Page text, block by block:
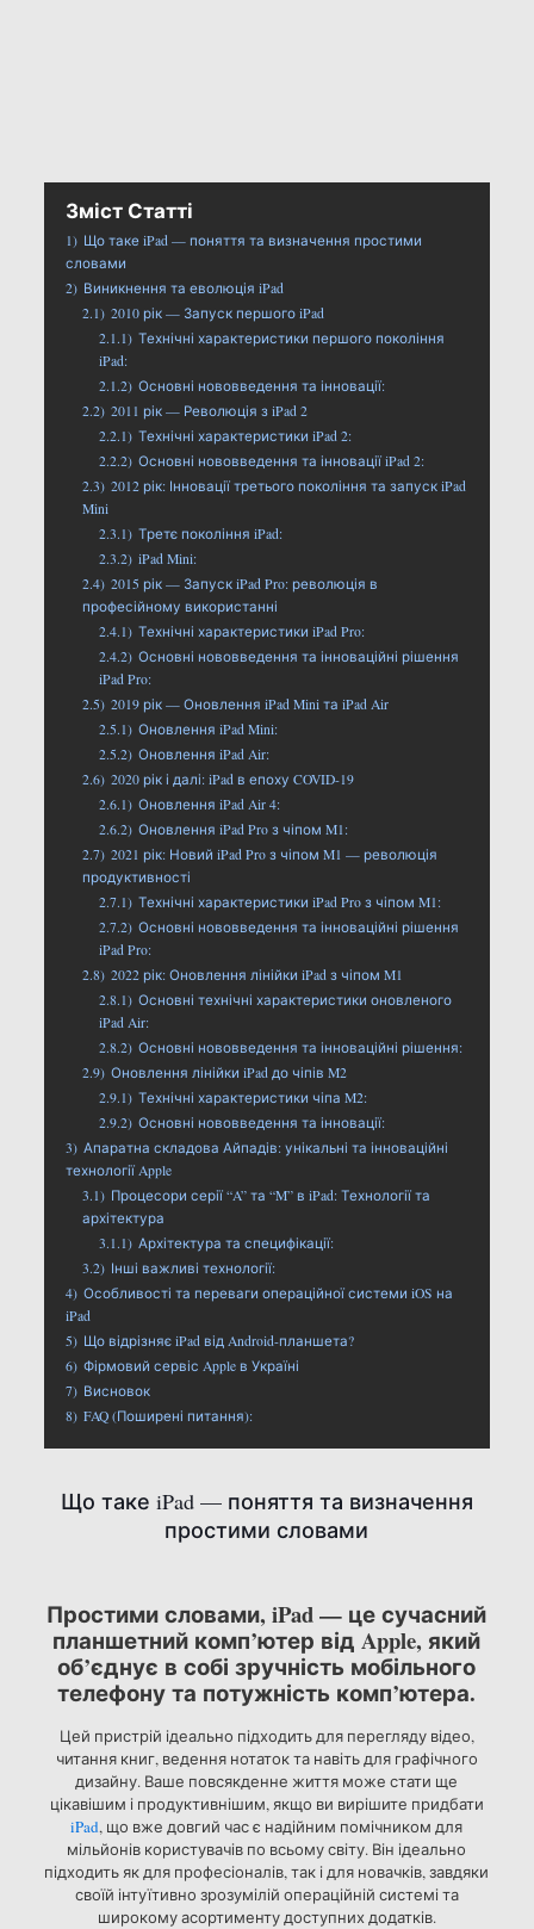
Зміст Статті
1) Що таке iPad — поняття та визначення простими
словами
2) Виникнення та еволюція iPad
2.1) 2010 рік — Запуск першого iPad
2.1.1) Технічні характеристики першого покоління
iPad:
2.1.2) Основні нововведення та інновації:
2.2) 2011 рік — Революція з iPad 2
2.2.1) Технічні характеристики iPad 2:
2.2.2) Основні нововведення та інновації iPad 2:
2.3) 2012 рік: Інновації третього покоління та запуск iPad
Mini
2.3.1) Третє покоління iPad:
2.3.2) iPad Mini:
2.4) 2015 рік — Запуск iPad Pro: революція в
професійному використанні
2.4.1) Технічні характеристики iPad Pro:
2.4.2) Основні нововведення та інноваційні рішення
iPad Pro:
2.5) 2019 рік — Оновлення iPad Mini та iPad Air
2.5.1) Оновлення iPad Mini:
2.5.2) Оновлення iPad Air:
2.6) 2020 рік і далі: iPad в епоху COVID-19
2.6.1) Оновлення iPad Air 4:
2.6.2) Оновлення iPad Pro з чіпом M1:
2.7) 2021 рік: Новий iPad Pro з чіпом M1 — революція
продуктивності
2.7.1) Технічні характеристики iPad Pro з чіпом M1:
2.7.2) Основні нововведення та інноваційні рішення
iPad Pro:
2.8) 2022 рік: Оновлення лінійки iPad з чіпом M1
2.8.1) Основні технічні характеристики оновленого
iPad Air:
2.8.2) Основні нововведення та інноваційні рішення:
2.9) Оновлення лінійки iPad до чіпів M2
2.9.1) Технічні характеристики чіпа M2:
2.9.2) Основні нововведення та інновації:
3) Апаратна складова Айпадів: унікальні та інноваційні
технології Apple
3.1) Процесори серії “A” та “M” в iPad: Технології та
архітектура
3.1.1) Архітектура та специфікації:
3.2) Інші важливі технології:
4) Особливості та переваги операційної системи iOS на
iPad
5) Що відрізняє iPad від Android-планшета?
6) Фірмовий сервіс Apple в Україні
7) Висновок
8) FAQ (Поширені питання):
Що таке iPad — поняття та визначення
простими словами
Простими словами, iPad — це сучасний
планшетний комп’ютер від Apple, який
об’єднує в собі зручність мобільного
телефону та потужність комп’ютера.
Цей пристрій ідеально підходить для перегляду відео,
читання книг, ведення нотаток та навіть для графічного
дизайну. Ваше повсякденне життя може стати ще
цікавішим і продуктивнішим, якщо ви вирішите придбати
iPad, що вже довгий час є надійним помічником для
мільйонів користувачів по всьому світу. Він ідеально
підходить як для професіоналів, так і для новачків, завдяки
своїй інтуїтивно зрозумілій операційній системі та
широкому асортименту доступних додатків.